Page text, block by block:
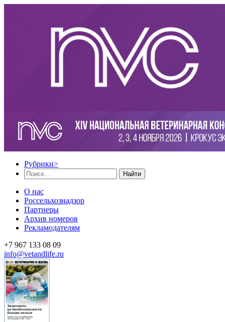
Рубрики>
Найти
О нас
Россельхознадзор
Партнеры
Архив номеров
Рекламодателям
+7 967 133 08 09
info@vetandlife.ru